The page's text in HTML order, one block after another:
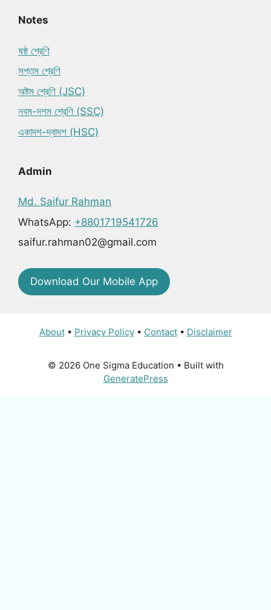
Notes
ষষ্ঠ শ্রেণি
সপ্তম শ্রেণি
অষ্টম শ্রেণি (JSC)
নবম-দশম শ্রেণি (SSC)
একাদশ-দ্বাদশ (HSC)
Admin
Md. Saifur Rahman
WhatsApp: +8801719541726
saifur.rahman02@gmail.com
Download Our Mobile App
About• Privacy Policy• Contact• Disclaimer
© 2026 One Sigma Education • Built with
GeneratePress